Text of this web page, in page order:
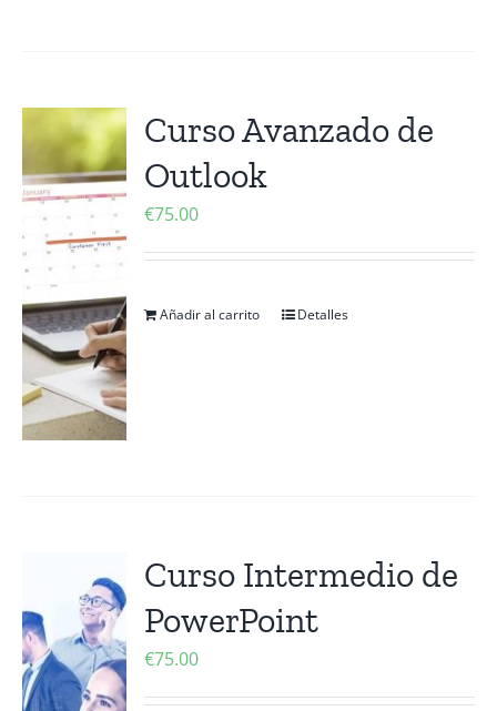
Curso Avanzado de
Outlook
€75.00
Añadir al carrito Detalles
Curso Intermedio de
PowerPoint
€75.00